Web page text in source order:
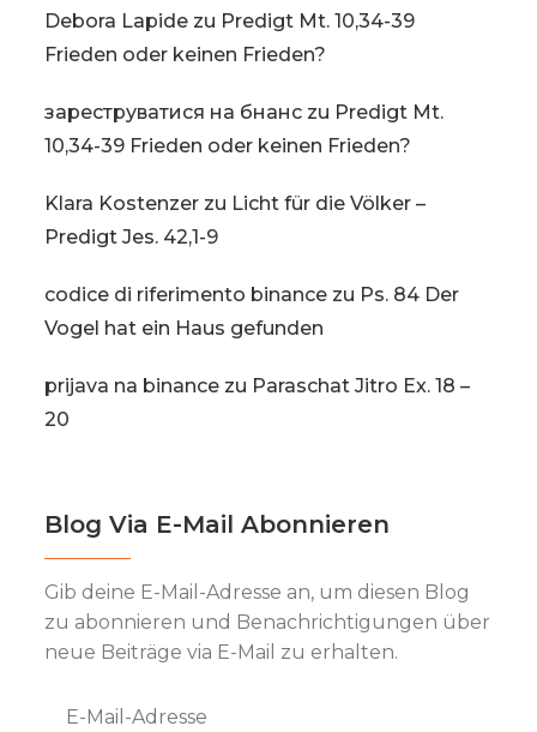
Debora Lapide zu Predigt Mt. 10,34-39
Frieden oder keinen Frieden?
зареструватися на бнанс zu Predigt Mt.
10,34-39 Frieden oder keinen Frieden?
Klara Kostenzer zu Licht für die Völker –
Predigt Jes. 42,1-9
codice di riferimento binance zu Ps. 84 Der
Vogel hat ein Haus gefunden
prijava na binance zu Paraschat Jitro Ex. 18 –
20
Blog Via E-Mail Abonnieren
Gib deine E-Mail-Adresse an, um diesen Blog
zu abonnieren und Benachrichtigungen über
neue Beiträge via E-Mail zu erhalten.